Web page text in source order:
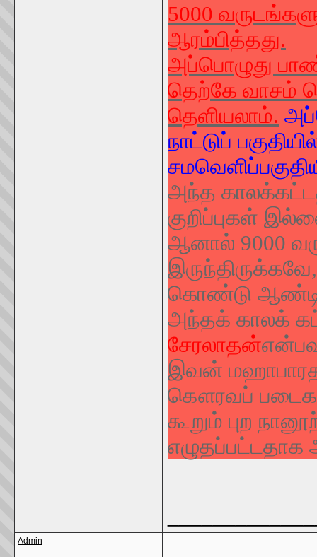
5000
ஆரம்பித்தது.
அப்பொழுது
தெற்கே வாசம்
தெளியலாம்.
நாட்டுப்
அந்த
குறிப்புகள்
ஆனால் 9000
கொண்டு
அந்தக் காலக்
சேரலாதன்
இவன்
கௌரவப்
கூறும் புற
Admin